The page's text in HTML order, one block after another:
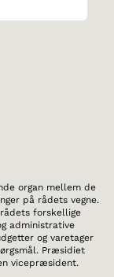
organ mellem de
på rådets vegne.
forskellige
administrative
og varetager
Præsidiet
vicepræsident.